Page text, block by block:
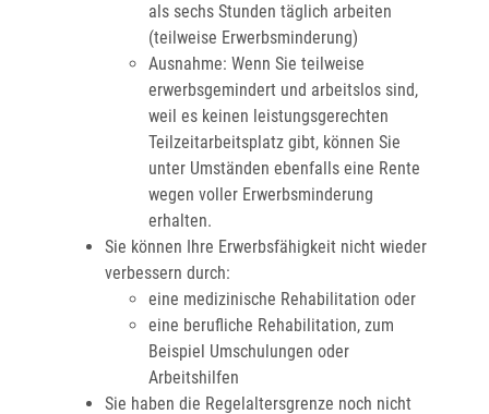
als sechs Stunden täglich arbeiten
(teilweise Erwerbsminderung)
Ausnahme: Wenn Sie teilweise
erwerbsgemindert und arbeitslos sind,
weil es keinen leistungsgerechten
Teilzeitarbeitsplatz gibt, können Sie
unter Umständen ebenfalls eine Rente
wegen voller Erwerbsminderung
erhalten.
Sie können Ihre Erwerbsfähigkeit nicht wieder
verbessern durch:
eine medizinische Rehabilitation oder
eine berufliche Rehabilitation, zum
Beispiel Umschulungen oder
Arbeitshilfen
Sie haben die Regelaltersgrenze noch nicht